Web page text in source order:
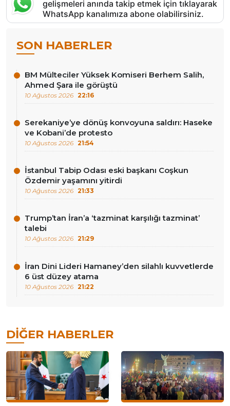
gelişmeleri anında takip etmek için tıklayarak
WhatsApp kanalımıza abone olabilirsiniz.
SON HABERLER
BM Mülteciler Yüksek Komiseri Berhem Salih,
Ahmed Şara ile görüştü
10 Ağustos 2026 22:16
Serekaniye’ye dönüş konvoyuna saldırı: Haseke
ve Kobani’de protesto
10 Ağustos 2026 21:54
İstanbul Tabip Odası eski başkanı Coşkun
Özdemir yaşamını yitirdi
10 Ağustos 2026 21:33
Trump’tan İran’a ‘tazminat karşılığı tazminat’
talebi
10 Ağustos 2026 21:29
İran Dini Lideri Hamaney’den silahlı kuvvetlerde
6 üst düzey atama
10 Ağustos 2026 21:22
DIĞER HABERLER